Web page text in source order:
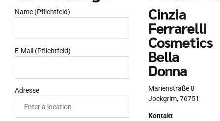
Name (Pflichtfeld)
E-Mail (Pflichtfeld)
Adresse
Cinzia
Ferrarelli
Cosmetics
Bella
Donna
Marienstraße 8
Jockgrim,76751
Kontakt